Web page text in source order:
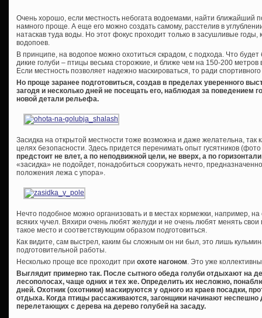
Очень хорошо, если местность небогата водоемами, найти ближайший
намного проще. А еще его можно создать самому, расстелив в
натаскав туда воды. Но этот фокус проходит только в засушливые
водопоев.
В принципе, на водопое можно охотиться скрадом, с подхода. Что
дикие голуби – птицы весьма сторожкие, и ближе чем на 150-200 метров
Если местность позволяет надежно маскироваться, то ради
Но проще заранее подготовиться, создав в пределах уверенного
загодя и несколько дней не посещать его, наблюдая за поведением
новой детали рельефа.
Засидка на открытой местности тоже возможна и даже желательна, так
целях безопасности. Здесь придется перенимать опыт гусятников
предстоит не влет, а по неподвижной цели, не вверх, а по
«засидка» не подойдет, понадобиться сооружать нечто,
положения лежа с упора».
Нечто подобное можно организовать и в местах кормежки, например,
всяких чучел. Вяхири очень любят желуди и не очень любят менять
такое место и соответствующим образом подготовиться.
Как видите, сам выстрел, каким бы сложным он ни был, это лишь
подготовительной работы.
Несколько проще все проходит при охоте нагоном. Это уже
Выглядит примерно так. После сытного обеда голуби отдыхают на
лесополосах, чаще одних и тех же. Определить их несложно,
дней. Охотник (охотники) маскируются у одного из краев посадки,
отдыха. Когда птицы рассаживаются, загонщики начинают неспешно
перелетающих с дерева на дерево голубей на засаду.